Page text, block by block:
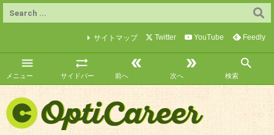

メニュー

サイドバー

前へ

次へ

検索
サイトマップ Twitter YouTube Feedly